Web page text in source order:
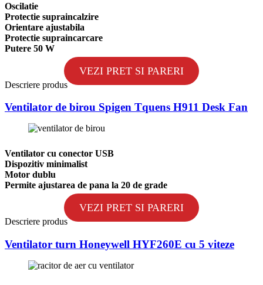
Oscilatie
Protectie supraincalzire
Orientare ajustabila
Protectie supraincarcare
Putere 50 W
VEZI PRET SI PARERI
Descriere produs
Ventilator de birou Spigen Tquens H911 Desk Fan
Ventilator cu conector USB
Dispozitiv minimalist
Motor dublu
Permite ajustarea de pana la 20 de grade
VEZI PRET SI PARERI
Descriere produs
Ventilator turn Honeywell HYF260E cu 5 viteze